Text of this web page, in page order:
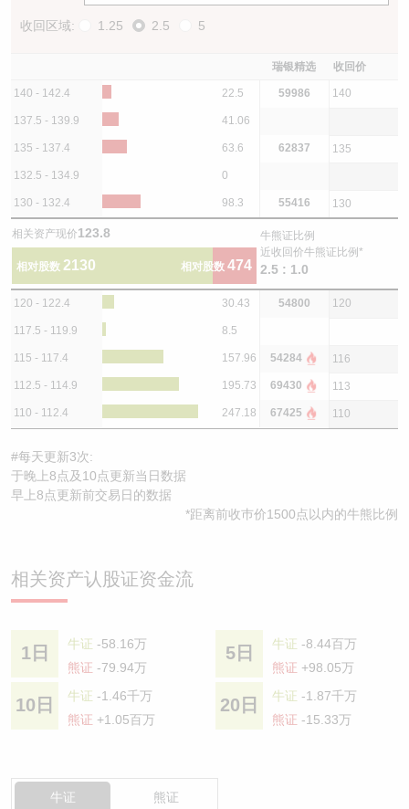
收回区域: 1.25 2.5 5
瑞银精选 收回价
140 - 142.4 22.5 59986 140
137.5 - 139.9 41.06
135 - 137.4 63.6 62837 135
132.5 - 134.9 0
130 - 132.4 98.3 55416 130
相关资产现价123.8
相对股数 2130 相对股数 474
牛熊证比例
近收回价牛熊证比例*
2.5 : 1.0
120 - 122.4 30.43 54800 120
117.5 - 119.9 8.5
115 - 117.4 157.96 54284 116
112.5 - 114.9 195.73 69430 113
110 - 112.4 247.18 67425 110
#每天更新3次:
于晚上8点及10点更新当日数据
早上8点更新前交易日的数据
*距离前收巿价1500点以内的牛熊比例
相关资产认股证资金流
1日 牛证 -58.16万
熊证 -79.94万
5日 牛证 -8.44百万
熊证 +98.05万
10日 牛证 -1.46千万
熊证 +1.05百万
20日 牛证 -1.87千万
熊证 -15.33万
牛证 熊证